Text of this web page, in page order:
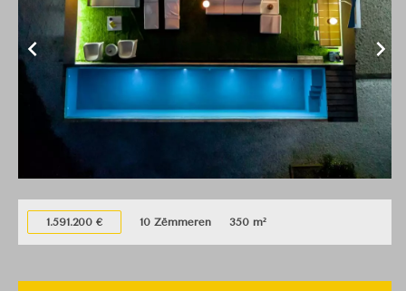
1.591.200 € 10 Zëmmeren 350 m²